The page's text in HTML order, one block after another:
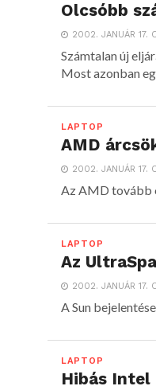
Olcsóbb
2002. JANUÁR 17.
Számtalan új
Most azonban
LAPTOP
AMD
2002. JANUÁR 17.
Az AMD tovább
LAPTOP
Az
2002. JANUÁR 17.
A Sun
LAPTOP
Hibás